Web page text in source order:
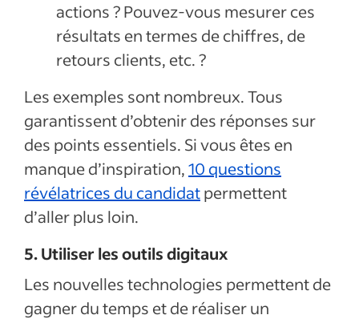
actions ? Pouvez-vous mesurer ces
résultats en termes de chiffres, de
retours clients, etc. ?
Les exemples sont nombreux. Tous
garantissent d’obtenir des réponses sur
des points essentiels. Si vous êtes en
manque d’inspiration,10 questions
révélatrices du candidatpermettent
d’aller plus loin.
5. Utiliser les outils digitaux
Les nouvelles technologies permettent de
gagner du temps et de réaliser un